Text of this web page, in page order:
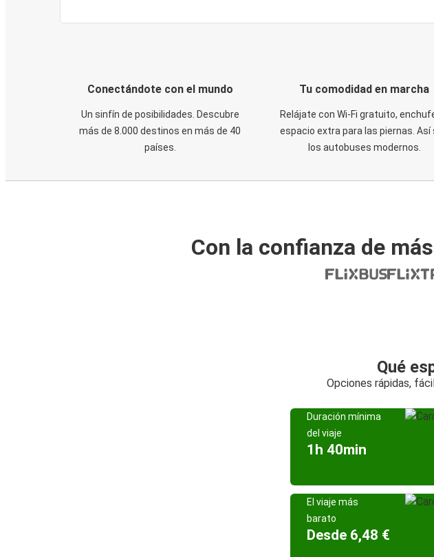
Conectándote con el mundo
Un sinfín de posibilidades. Descubre
más de 8.000 destinos en más de 40
países.
Tu comodidad en marcha
Relájate con Wi-Fi gratuito,
espacio extra para las piernas. Así
los autobuses modernos.
Con la confianza de
Qué
Opciones rápidas,
Duración mínima
del viaje
1h 40min
El viaje más
barato
Desde 6,48 €